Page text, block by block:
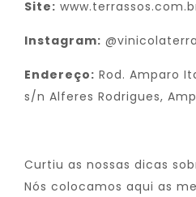
Site:
Instagram:
Endereço: Rod. Amparo
s/n Alferes Rodrigues,
Curtiu as nossas dicas
Nós colocamos aqui as